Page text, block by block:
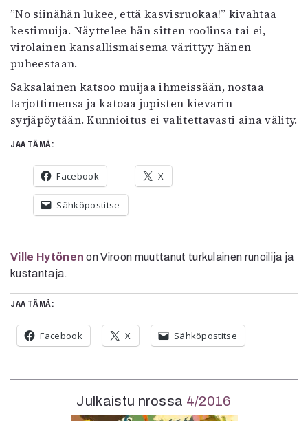
”No siinähän lukee, että kasvisruokaa!” kivahtaa
kestimuija. Näyttelee hän sitten roolinsa tai ei,
virolainen kansallismaisema värittyy hänen
puheestaan.
Saksalainen katsoo muijaa ihmeissään, nostaa
tarjottimensa ja katoaa jupisten kievarin
syrjäpöytään. Kunnioitus ei valitettavasti aina välity.
JAA TÄMÄ:
Facebook X
Sähköpostitse
Ville Hytönen on Viroon muuttanut turkulainen runoilija ja
kustantaja.
Julkaistu nrossa 4/2016
JAA TÄMÄ:
Facebook X Sähköpostitse